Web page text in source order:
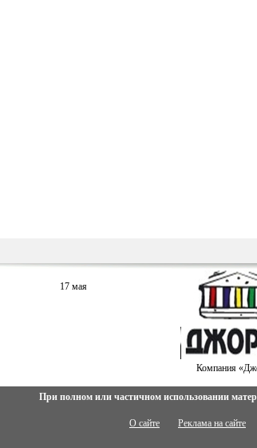
17 мая
Компания
При полном или частичном использовании
О сайте Реклама на сайте